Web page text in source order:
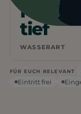
Flach
tief
WASSERART
FÜR EUCH RELEVANT
Eintritt frei